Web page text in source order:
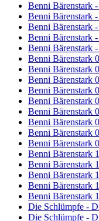
Benni Bärenstark -
Benni Bärenstark -
Benni Bärenstark
Benni Bärenstark
Benni Bärenstark
Benni Bärenstark
Benni Bärenstark
Benni Bärenstark
Benni Bärenstark
Benni Bärenstark
Benni Bärenstark
Benni Bärenstark
Benni Bärenstark
Benni Bärenstark
Benni Bärenstark
Benni Bärenstark
Benni Bärenstark
Benni Bärenstark
Benni Bärenstark
Die Schlümpfe -
Die Schlümpfe -